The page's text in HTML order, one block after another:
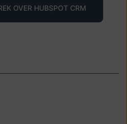
OVER HUBSPOT CRM